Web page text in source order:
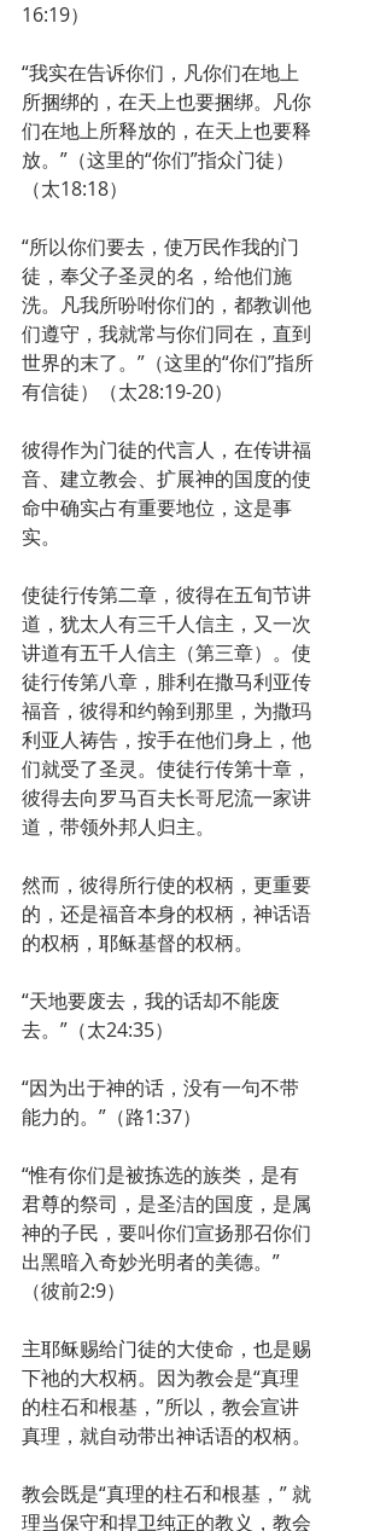
16:19）
“我实在告诉你们，凡你们在地上
所捆绑的，在天上也要捆绑。凡你
们在地上所释放的，在天上也要释
放。”（这里的“你们”指众门徒）
（太18:18）
“所以你们要去，使万民作我的门
徒，奉父子圣灵的名，给他们施
洗。凡我所吩咐你们的，都教训他
们遵守，我就常与你们同在，直到
世界的末了。”（这里的“你们”指所
有信徒）（太28:19-20）
彼得作为门徒的代言人，在传讲福
音、建立教会、扩展神的国度的使
命中确实占有重要地位，这是事
实。
使徒行传第二章，彼得在五旬节讲
道，犹太人有三千人信主，又一次
讲道有五千人信主（第三章）。使
徒行传第八章，腓利在撒马利亚传
福音，彼得和约翰到那里，为撒玛
利亚人祷告，按手在他们身上，他
们就受了圣灵。使徒行传第十章，
彼得去向罗马百夫长哥尼流一家讲
道，带领外邦人归主。
然而，彼得所行使的权柄，更重要
的，还是福音本身的权柄，神话语
的权柄，耶稣基督的权柄。
“天地要废去，我的话却不能废
去。”（太24:35）
“因为出于神的话，没有一句不带
能力的。”（路1:37）
“惟有你们是被拣选的族类，是有
君尊的祭司，是圣洁的国度，是属
神的子民，要叫你们宣扬那召你们
出黑暗入奇妙光明者的美德。”
（彼前2:9）
主耶稣赐给门徒的大使命，也是赐
下祂的大权柄。因为教会是“真理
的柱石和根基，”所以，教会宣讲
真理，就自动带出神话语的权柄。
教会既是“真理的柱石和根基，” 就
理当保守和捍卫纯正的教义，教会